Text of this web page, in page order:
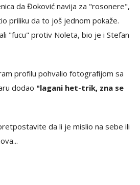
da Đoković navija za "rosonere",
priliku da to još jednom pokaže.
"fucu" protiv Noleta, bio je i Stefan
profilu pohvalio fotografijom sa
dodao "lagani het-trik, zna se
da li je mislio na sebe ili